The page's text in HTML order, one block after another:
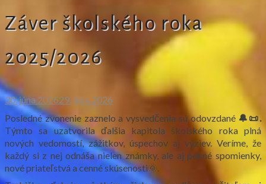
Záver školského roka
2025/2026
30. júna 202629. júna 2026
Posledné zvonenie zaznelo a vysvedčenia sú odovzdané 🔔📜.
Týmto sa uzatvorila ďalšia kapitola školského roka plná
nových vedomostí, zážitkov, úspechov aj výziev. Veríme, že
každý si z nej odnáša nielen známky, ale aj pekné spomienky,
nové priateľstvá a cenné skúsenosti🌞.